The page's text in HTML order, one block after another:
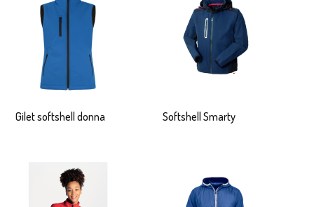
Gilet softshell donna Softshell Smarty